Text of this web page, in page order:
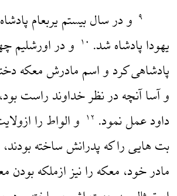
۹ و در سال بیستم یربعام
یهودا پادشاه شد. ۱۰ و در
پادشاهی کرد و اسم مادرش معکه
و آسا آنچه در نظر خداوند راست
داود عمل نمود. ۱۲ و الواط را
بت هایی را که پدرانش ساخته
مادر خود، معکه را نیز ازملکه بودن